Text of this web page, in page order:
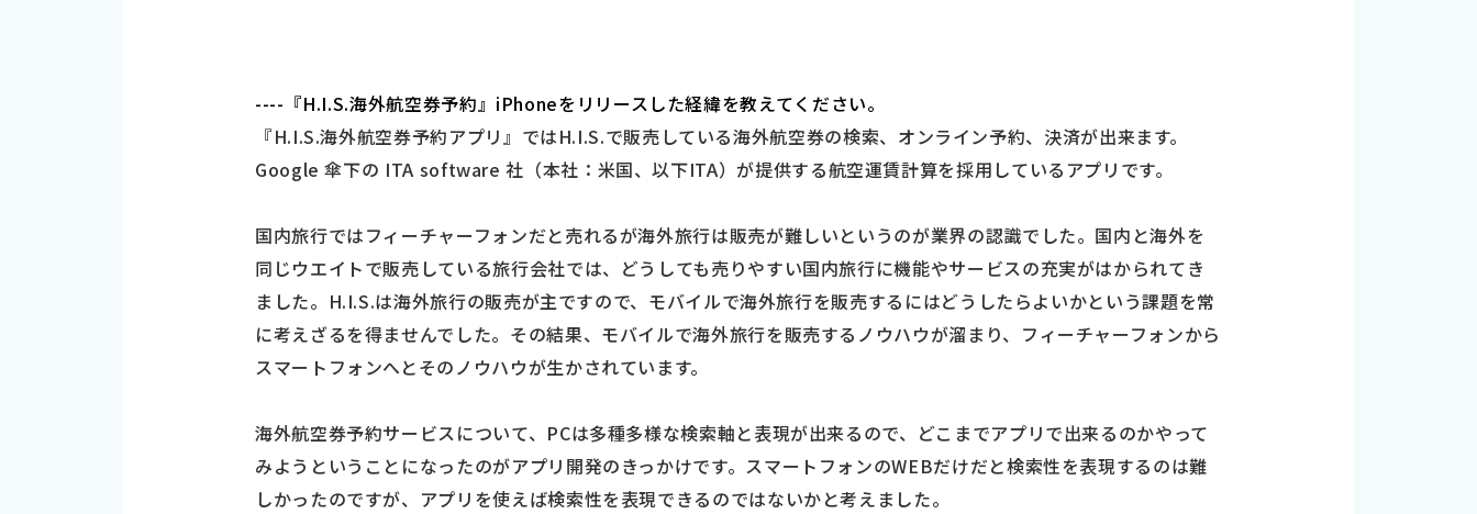
----『H.I.S.海外航空券予約』iPhoneをリリースした経緯を教えてください。
『H.I.S.海外航空券予約アプリ』ではH.I.S.で販売している海外航空券の検索、オンライン予約、決済が出来ます。
Google 傘下の ITA software 社（本社：米国、以下ITA）が提供する航空運賃計算を採用しているアプリです。
国内旅行ではフィーチャーフォンだと売れるが海外旅行は販売が難しいというのが業界の認識でした。国内と海外を
同じウエイトで販売している旅行会社では、どうしても売りやすい国内旅行に機能やサービスの充実がはかられてき
ました。H.I.S.は海外旅行の販売が主ですので、モバイルで海外旅行を販売するにはどうしたらよいかという課題を常
に考えざるを得ませんでした。その結果、モバイルで海外旅行を販売するノウハウが溜まり、フィーチャーフォンから
スマートフォンへとそのノウハウが生かされています。
海外航空券予約サービスについて、PCは多種多様な検索軸と表現が出来るので、どこまでアプリで出来るのかやって
みようということになったのがアプリ開発のきっかけです。スマートフォンのWEBだけだと検索性を表現するのは難
しかったのですが、アプリを使えば検索性を表現できるのではないかと考えました。